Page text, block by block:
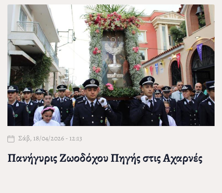
Σάβ, 18/04/2026 - 12:13
Πανήγυρις Ζωοδόχου Πηγής στις Αχαρνές